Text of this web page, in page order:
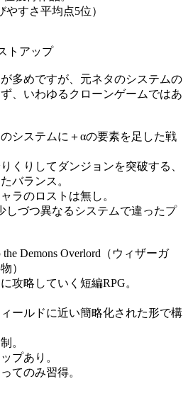
やすさ平均点5位）
トアップ
多めですが、元ネタのシステムの
、いわゆるクローンゲームではあ
システムに＋αの要素を足した戦
くりしてダンジョンを突破する、
バランス。
ラのロストは無し。
しづつ異なるシステムで違ったプ
Demons Overlord（ウィザーガ
）
攻略していく短編RPG。
ールドに近い簡略化された形で構
。
プあり。
てのみ習得。